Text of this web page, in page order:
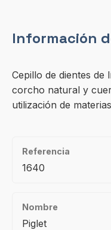
Información
Cepillo de dientes de
corcho natural y
utilización de
Referencia
1640
Nombre
Piglet